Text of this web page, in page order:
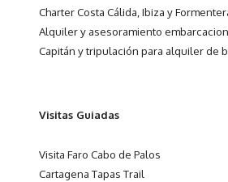
Charter Costa Cálida, Ibiza y
Alquiler y asesoramiento
Capitán y tripulación para alquiler de
Visitas Guiadas
Visita Faro Cabo de Palos
Cartagena Tapas Trail